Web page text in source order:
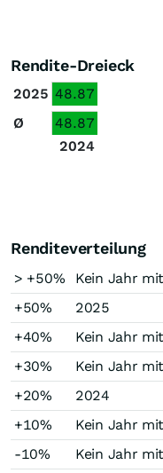
Rendite-Dreieck
2025 48.87
Ø
48.87
2024
Renditeverteilung
> +50%
Kein Jahr
+50%
2025
+40%
Kein Jahr
+30%
Kein Jahr
+20%
2024
+10%
Kein Jahr
-10%
Kein Jahr